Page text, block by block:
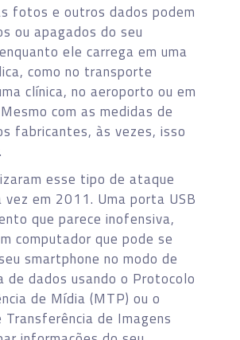
fotos e outros dados podem
ou apagados do seu
ele carrega em uma
como no transporte
clínica, no aeroporto ou em
com as medidas de
fabricantes, às vezes, isso
esse tipo de ataque
vez em 2011. Uma porta USB
que parece inofensiva,
computador que pode se
smartphone no modo de
de dados usando o Protocolo
de Mídia (MTP) ou o
de Imagens